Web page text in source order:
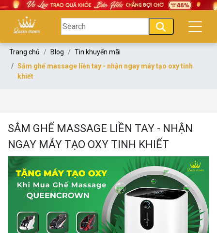
Trang chủ Blog
Tin khuyến mãi
Sắm ghế massage liền tay - nhận ngay máy tạo oxy tinh
khiết
SẮM GHẾ MASSAGE LIỀN TAY - NHẬN
NGAY MÁY TẠO OXY TINH KHIẾT